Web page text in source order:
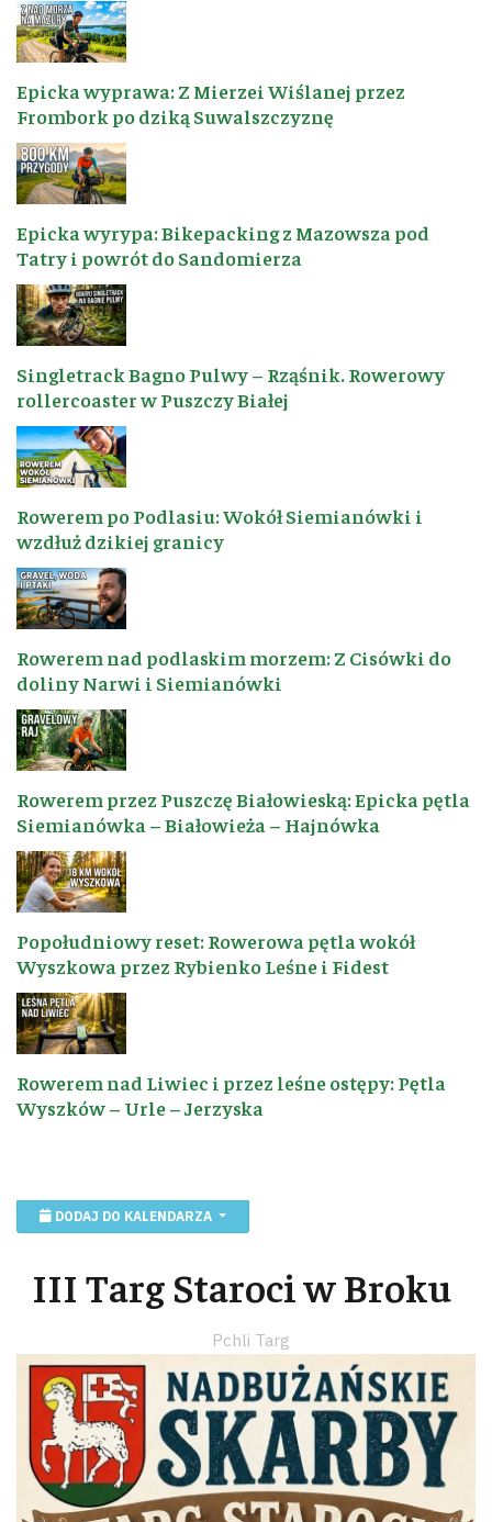
Epicka wyprawa: Z Mierzei Wiślanej przez
Frombork po dziką Suwalszczyznę
Epicka wyrypa: Bikepacking z Mazowsza pod
Tatry i powrót do Sandomierza
Singletrack Bagno Pulwy – Rząśnik. Rowerowy
rollercoaster w Puszczy Białej
Rowerem po Podlasiu: Wokół Siemianówki i
wzdłuż dzikiej granicy
Rowerem nad podlaskim morzem: Z Cisówki do
doliny Narwi i Siemianówki
Rowerem przez Puszczę Białowieską: Epicka pętla
Siemianówka – Białowieża – Hajnówka
Popołudniowy reset: Rowerowa pętla wokół
Wyszkowa przez Rybienko Leśne i Fidest
Rowerem nad Liwiec i przez leśne ostępy: Pętla
Wyszków – Urle – Jerzyska
DODAJ DO KALENDARZA
III Targ Staroci w Broku
Pchli Targ